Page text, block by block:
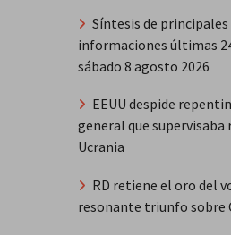
Síntesis de principales
informaciones últimas
sábado 8 agosto 2026
EEUU despide
general que supervisaba
Ucrania
RD retiene el oro del
resonante triunfo sobre